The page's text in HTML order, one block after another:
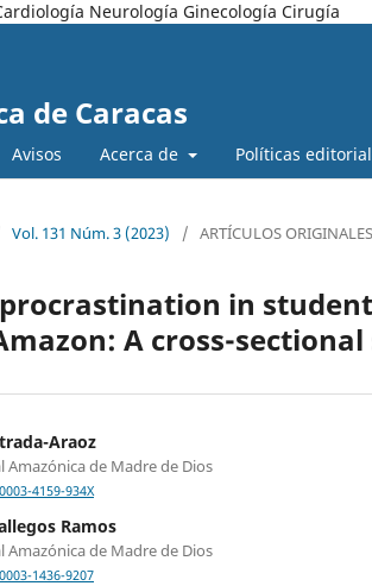
Neurología Ginecología Cirugía
de Caracas
Avisos Acerca de Políticas
Vol. 131 Núm. 3 (2023) / ARTÍCULOS ORIGINALES
in
A cross-
Araoz
Amazónica de Madre de Dios
4159-934X
Ramos
Amazónica de Madre de Dios
1436-9207